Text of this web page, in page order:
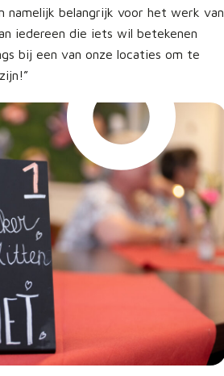
namelijk belangrijk voor het werk van
iedereen die iets wil betekenen
bij een van onze locaties om te